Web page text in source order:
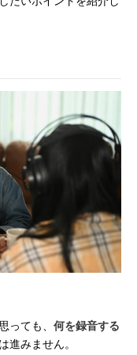
っても、 何を録音する
進みません。